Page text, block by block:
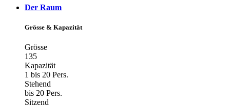
Der Raum
Grösse & Kapazität
Grösse
135
Kapazität
1 bis 20 Pers.
Stehend
bis 20 Pers.
Sitzend